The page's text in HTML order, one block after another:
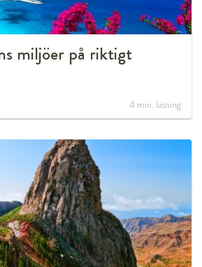
miljöer på riktigt
4 min. läsning